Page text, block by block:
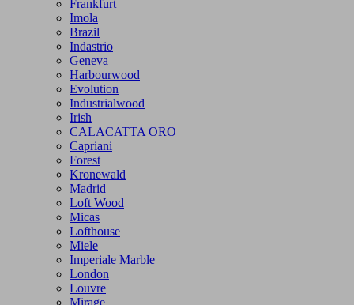
Frankfurt
Imola
Brazil
Indastrio
Geneva
Harbourwood
Evolution
Industrialwood
Irish
CALACATTA ORO
Capriani
Forest
Kronewald
Madrid
Loft Wood
Micas
Lofthouse
Miele
Imperiale Marble
London
Louvre
Mirage